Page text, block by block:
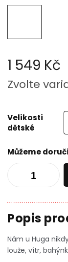
1 549 Kč
Měrná
cena:
Zvolte
Velikosti
dětské
Můžeme
Nám u Huga
louže, vítr,